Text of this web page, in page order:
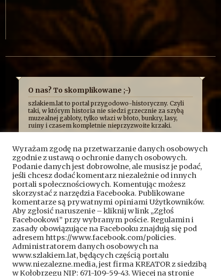
O nas? To skomplikowane ;-)
szlakiem.lat to portal przygodowo-historyczny. Czyli
taki, w którym historia nie siedzi grzecznie za szybą
muzealnej gabloty, tylko włazi w błoto, bunkry, lasy,
ruiny i czasem kompletnie nieprzyzwoite krzaki.
człowiek ma przy tym frajdę. Formalnie jesteśmy
kroniką przygód, wypraw i historycznych absurdów, z
jakimi mierzy się Fundacja Skryptorium, ale opisujemy
też przygody naszych przyjaciół. Bywa więc, że taplamy
się w bagnach, kopiemy z archeologami, przeciskamy
przez bunkry i tunele, błądzimy po ruinach albo
próbujemy ustalić, kto wpadł na pomysł zbudowania
czegoś dokładnie pośrodku mokradeł.
A wszystko po to, żeby pokazać, że historia nie jest
nudnym rozdziałem z podręcznika. To przygoda.
Czasem brudna, czasem szalona, czasem całkiem
wzruszająca, a czasem poważna.
Kontakt do nas: kontakt@szlakiem.lat
Znajdziesz nas także: Facebook YouTube
Wyrażam zgodę na przetwarzanie danych osobowych
zgodnie z ustawą o ochronie danych osobowych.
Podanie danych jest dobrowolne, ale musisz je podać,
jeśli chcesz dodać komentarz niezależnie od innych
portali społecznościowych. Komentując możesz
skorzystać z narzędzia Facebooka. Publikowane
komentarze są prywatnymi opiniami Użytkowników.
Aby zgłosić naruszenie – kliknij w link „Zgłoś
Facebookowi” przy wybranym poście. Regulamin i
zasady obowiązujące na Facebooku znajdują się pod
adresem https://www.facebook.com/policies.
Administratorem danych osobowych na
www.szlakiem.lat, będących częścią portalu
www.niezalezne.media, jest firma KREATOR z siedzibą
w Kołobrzegu NIP: 671-109-59-43. Więcej na stronie